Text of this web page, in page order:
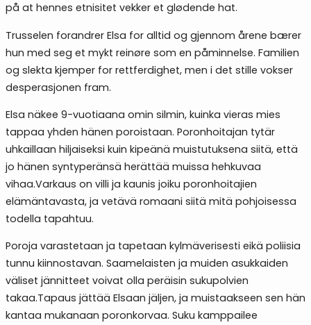
på at hennes etnisitet vekker et glødende hat.
Trusselen forandrer Elsa for alltid og gjennom årene bærer
hun med seg et mykt reinøre som en påminnelse. Familien
og slekta kjemper for rettferdighet, men i det stille vokser
desperasjonen fram.
Elsa näkee 9-vuotiaana omin silmin, kuinka vieras mies
tappaa yhden hänen poroistaan. Poronhoitajan tytär
uhkaillaan hiljaiseksi kuin kipeänä muistutuksena siitä, että
jo hänen syntyperänsä herättää muissa hehkuvaa
vihaa.Varkaus on villi ja kaunis joiku poronhoitajien
elämäntavasta, ja vetävä romaani siitä mitä pohjoisessa
todella tapahtuu.
Poroja varastetaan ja tapetaan kylmäverisesti eikä poliisia
tunnu kiinnostavan. Saamelaisten ja muiden asukkaiden
väliset jännitteet voivat olla peräisin sukupolvien
takaa.Tapaus jättää Elsaan jäljen, ja muistaakseen sen hän
kantaa mukanaan poronkorvaa. Suku kamppailee